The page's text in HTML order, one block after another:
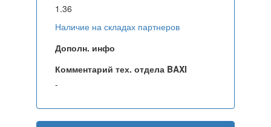
1.36
Наличие на складах партнеров
Дополн. инфо
Комментарий тех. отдела BAXI
-